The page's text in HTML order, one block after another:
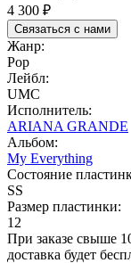
4 300 ₽
Связаться с нами
Жанр:
Pop
Лейбл:
UMC
Исполнитель:
ARIANA GRANDE
Альбом:
My Everything
Состояние
SS
Размер пластинки:
12
При заказе свыше
доставка будет